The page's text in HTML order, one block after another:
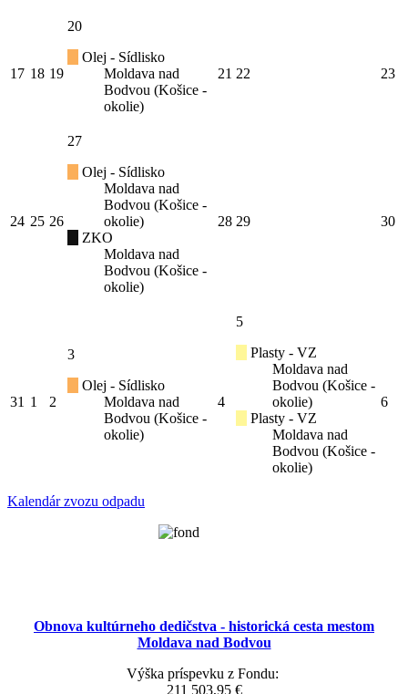
17 18 19
20
Olej - Sídlisko
Moldava nad
Bodvou (Košice -
okolie)
21 22 23
24 25 26
27
Olej - Sídlisko
Moldava nad
Bodvou (Košice -
okolie)
ZKO
Moldava nad
Bodvou (Košice -
okolie)
28 29 30
31 1 2
3
Olej - Sídlisko
Moldava nad
Bodvou (Košice -
okolie)
4
5
Plasty - VZ
Moldava nad
Bodvou (Košice -
okolie)
Plasty - VZ
Moldava nad
Bodvou (Košice -
okolie)
6
Kalendár zvozu odpadu
Obnova kultúrneho dedičstva - historická cesta mestom
Moldava nad Bodvou
Výška príspevku z Fondu:
211 503,95 €